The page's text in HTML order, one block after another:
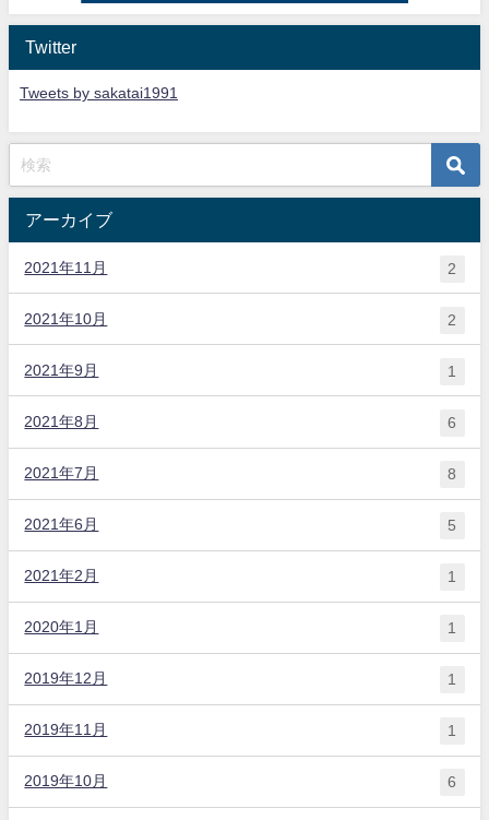
Twitter
Tweets by sakatai1991
アーカイブ
2021年11月 2
2021年10月 2
2021年9月 1
2021年8月 6
2021年7月 8
2021年6月 5
2021年2月 1
2020年1月 1
2019年12月 1
2019年11月 1
2019年10月 6